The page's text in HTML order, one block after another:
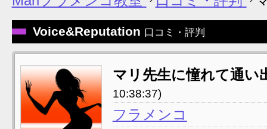
Voice&Reputation 口コミ・評判
マリ先生に憧れて通
10:38:37)
フラメンコ